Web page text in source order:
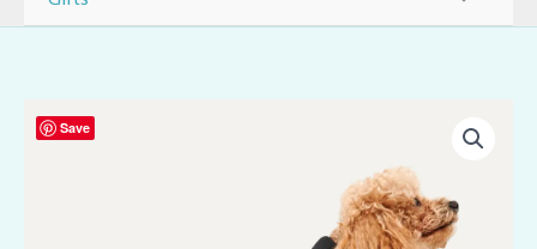
Save
Goo-
eez